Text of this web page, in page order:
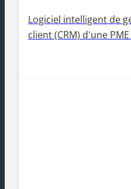
Logiciel intelligent de
client (CRM) d'une